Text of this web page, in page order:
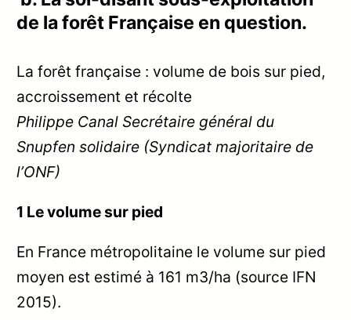
de la forêt Française en question.
La forêt française : volume de bois sur pied,
accroissement et récolte
Philippe Canal Secrétaire général du
Snupfen solidaire (Syndicat majoritaire de
l’ONF)
1 Le volume sur pied
En France métropolitaine le volume sur pied
moyen est estimé à 161 m3/ha (source IFN
2015).